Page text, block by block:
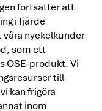
fortsätter att
i fjärde
nyckelkunder
som ett
OSE-produkt. Vi
till
kan frigöra
inom